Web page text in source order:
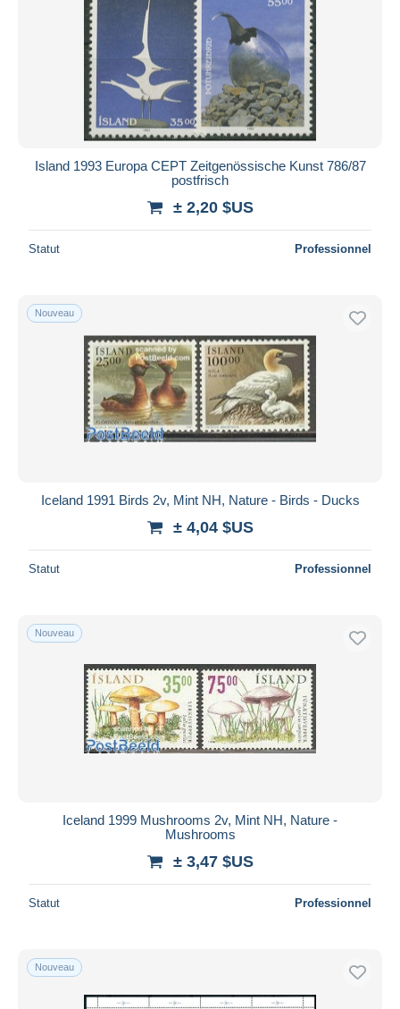
Island 1993 Europa CEPT Zeitgenössische Kunst 786/87
postfrisch
± 2,20 $US
Statut Professionnel
Nouveau
Iceland 1991 Birds 2v, Mint NH, Nature - Birds - Ducks
± 4,04 $US
Statut Professionnel
Nouveau
Iceland 1999 Mushrooms 2v, Mint NH, Nature -
Mushrooms
± 3,47 $US
Statut Professionnel
Nouveau